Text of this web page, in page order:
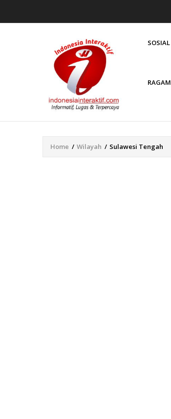
MAIN
SOSIAL
RAGAM
Breadcrumb
Home / Wilayah / Sulawesi Tengah